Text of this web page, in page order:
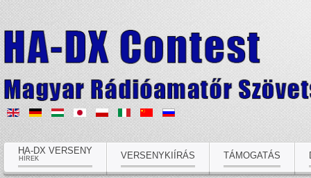
HA-DX VERSENY
HÍREK VERSENYKIÍRÁS TÁMOGATÁS